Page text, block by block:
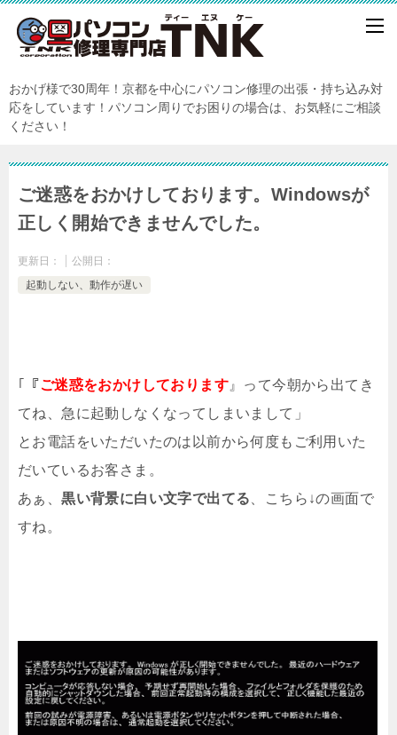
おかげ様で30周年！京都を中心にパソコン修理の出張・持ち込み対
応をしています！パソコン周りでお困りの場合は、お気軽にご相談
ください！
ご迷惑をおかけしております。Windowsが
正しく開始できませんでした。
更新日：
公開日：
起動しない、動作が遅い
｢『ご迷惑をおかけしております 』って今朝から出てき
てね、急に起動しなくなってしまいまして」
とお電話をいただいたのは以前から何度もご利用いた
だいているお客さま。
あぁ、黒い背景に白い文字で出てる 、こちら↓の画面で
すね。